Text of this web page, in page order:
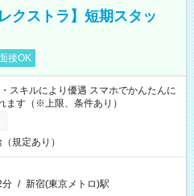
クストラ】短期スタッ
接OK
キルにより優遇 スマホでかんたんに
ます（※上限、条件あり）
規定あり）
分 / 新宿(東京メトロ)駅